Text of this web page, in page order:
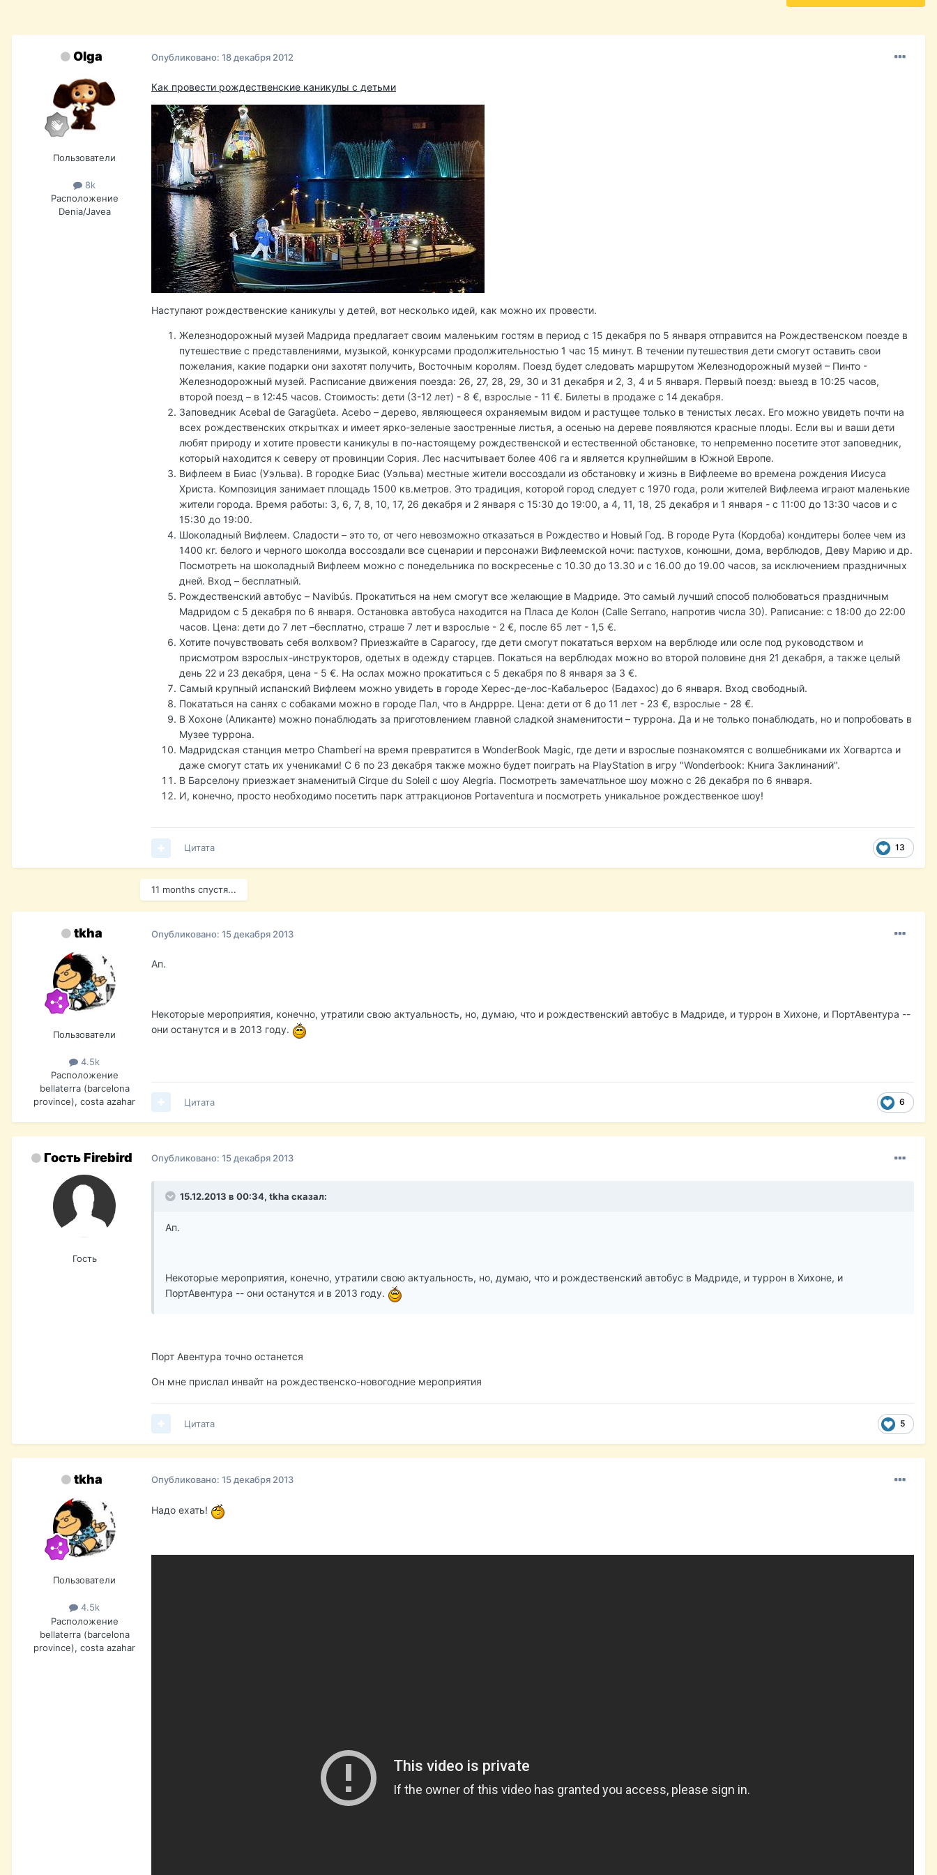
Olga
Пользователи
8k
Расположение
Denia/Javea
Опубликовано: 18 декабря 2012
Как провести рождественские каникулы с детьми
Наступают рождественские каникулы у детей, вот несколько идей, как можно их провести.
Железнодорожный музей Мадрида предлагает своим маленьким гостям в период с 15 декабря по 5 января отправится на Рождественском поезде в
путешествие с представлениями, музыкой, конкурсами продолжительностью 1 час 15 минут. В течении путешествия дети смогут оставить свои
пожелания, какие подарки они захотят получить, Восточным королям. Поезд будет следовать маршрутом Железнодорожный музей – Пинто -
Железнодорожный музей. Расписание движения поезда: 26, 27, 28, 29, 30 и 31 декабря и 2, 3, 4 и 5 января. Первый поезд: выезд в 10:25 часов,
второй поезд – в 12:45 часов. Стоимость: дети (3-12 лет) - 8 €, взрослые - 11 €. Билеты в продаже с 14 декабря.
Заповедник Acebal de Garagüeta. Acebo – дерево, являющееся охраняемым видом и растущее только в тенистых лесах. Его можно увидеть почти на
всех рождественских открытках и имеет ярко-зеленые заостренные листья, а осенью на дереве появляются красные плоды. Если вы и ваши дети
любят природу и хотите провести каникулы в по-настоящему рождественской и естественной обстановке, то непременно посетите этот заповедник,
который находится к северу от провинции Сория. Лес насчитывает более 406 га и является крупнейшим в Южной Европе.
Вифлеем в Биас (Уэльва). В городке Биас (Уэльва) местные жители воссоздали из обстановку и жизнь в Вифлееме во времена рождения Иисуса
Христа. Композиция занимает площадь 1500 кв.метров. Это традиция, которой город следует с 1970 года, роли жителей Вифлеема играют маленькие
жители города. Время работы: 3, 6, 7, 8, 10, 17, 26 декабря и 2 января с 15:30 до 19:00, а 4, 11, 18, 25 декабря и 1 января - с 11:00 до 13:30 часов и с
15:30 до 19:00.
Шоколадный Вифлеем. Сладости – это то, от чего невозможно отказаться в Рождество и Новый Год. В городе Рута (Кордоба) кондитеры более чем из
1400 кг. белого и черного шоколда воссоздали все сценарии и персонажи Вифлеемской ночи: пастухов, конюшни, дома, верблюдов, Деву Марию и др.
Посмотреть на шоколадный Вифлеем можно с понедельника по воскресенье с 10.30 до 13.30 и с 16.00 до 19.00 часов, за исключением праздничных
дней. Вход – бесплатный.
Рождественский автобус – Navibús. Прокатиться на нем смогут все желающие в Мадриде. Это самый лучший способ полюбоваться праздничным
Мадридом c 5 декабря по 6 января. Остановка автобуса находится на Пласа де Колон (Calle Serrano, напротив числа 30). Раписание: с 18:00 до 22:00
часов. Цена: дети до 7 лет –бесплатно, страше 7 лет и взрослые - 2 €, после 65 лет - 1,5 €.
Хотите почувствовать себя волхвом? Приезжайте в Сарагосу, где дети смогут покататься верхом на верблюде или осле под руководством и
присмотром взрослых-инструкторов, одетых в одежду старцев. Покаться на верблюдах можно во второй половине дня 21 декабря, а также целый
день 22 и 23 декабря, цена - 5 €. На ослах можно прокатиться с 5 декабря по 8 января за 3 €.
Самый крупный испанский Вифлеем можно увидеть в городе Херес-де-лос-Кабальерос (Бадахос) до 6 января. Вход свободный.
Покататься на санях с собаками можно в городе Пал, что в Андррре. Цена: дети от 6 до 11 лет - 23 €, взрослые - 28 €.
В Хохоне (Аликанте) можно понаблюдать за приготовлением главной сладкой знаменитости – туррона. Да и не только понаблюдать, но и попробовать в
Музее туррона.
Мадридская станция метро Chamberí на время превратится в WonderBook Magic, где дети и взрослые познакомятся с волшебниками их Хогвартса и
даже смогут стать их учениками! C 6 по 23 декабря также можно будет поиграть на PlayStation в игру "Wonderbook: Книга Заклинаний".
В Барселону приезжает знаменитый Cirque du Soleil с шоу Alegria. Посмотреть замечатльное шоу можно с 26 декабря по 6 января.
И, конечно, просто необходимо посетить парк аттракционов Portaventura и посмотреть уникальное рождественкое шоу!
13
Цитата
11 months спустя...
tkha
Пользователи
4.5k
Расположение
bellaterra (barcelona
province), costa azahar
Опубликовано: 15 декабря 2013
Ап.
Некоторые мероприятия, конечно, утратили свою актуальность, но, думаю, что и рождественский автобус в Мадриде, и туррон в Хихоне, и ПортАвентура --
они останутся и в 2013 году.
6
Цитата
Гость Firebird
Гость
Опубликовано: 15 декабря 2013
15.12.2013 в 00:34, tkha сказал:
Ап.
Некоторые мероприятия, конечно, утратили свою актуальность, но, думаю, что и рождественский автобус в Мадриде, и туррон в Хихоне, и
ПортАвентура -- они останутся и в 2013 году.
Порт Авентура точно останется
Он мне прислал инвайт на рождественско-новогодние мероприятия
5
Цитата
tkha
Пользователи
4.5k
Расположение
bellaterra (barcelona
province), costa azahar
Опубликовано: 15 декабря 2013
Надо ехать!